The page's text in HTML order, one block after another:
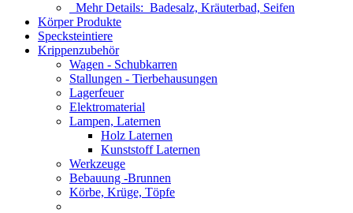
Mehr Details: Badesalz, Kräuterbad, Seifen
Körper Produkte
Specksteintiere
Krippenzubehör
Wagen - Schubkarren
Stallungen - Tierbehausungen
Lagerfeuer
Elektromaterial
Lampen, Laternen
Holz Laternen
Kunststoff Laternen
Werkzeuge
Bebauung -Brunnen
Körbe, Krüge, Töpfe